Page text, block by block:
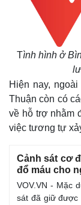
Thế giới
Quan sát
Cuộc sống đó đây
Hồ sơ
Tình hình ở
Hiện nay,
Thuận còn có
về hỗ trợ nhằm
việc tương tự
Cảnh sát cơ
đổ máu cho
VOV.VN - Mặc
sát đã giữ được